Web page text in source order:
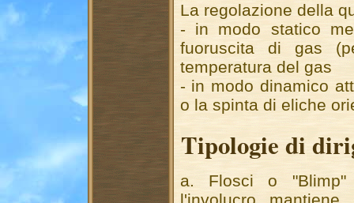
La regolazione della
- in modo statico
fuoruscita di gas
temperatura del gas
- in modo dinamico
o la spinta di eliche
Tipologie di
a. Flosci o